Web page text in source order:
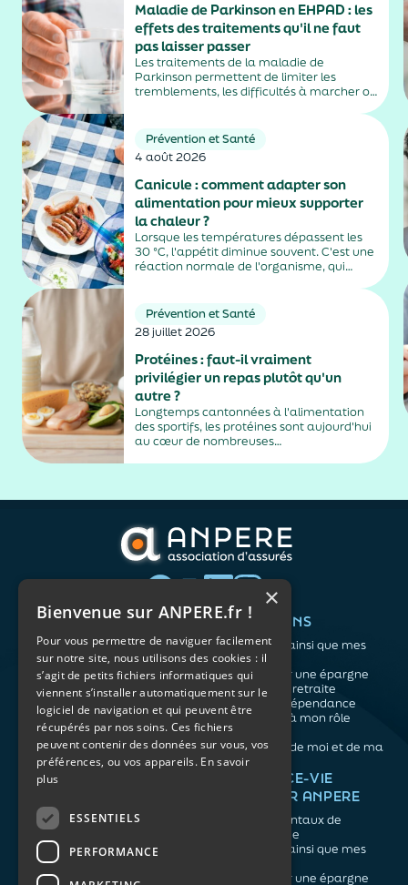
Maladie de Parkinson en EHPAD : les
effets des traitements qu'il ne faut
pas laisser passer
Les traitements de la maladie de
Parkinson permettent de limiter les
tremblements, les difficultés à marcher ou
parfois difficiles à repérer, notamment
chez les personnes âgées vivant en
EHPAD....
Prévention et Santé
4 août 2026
Canicule : comment adapter son
alimentation pour mieux supporter
la chaleur ?
Lorsque les températures dépassent les
30 °C, l'appétit diminue souvent. C'est une
réaction normale de l'organisme, qui
sauter des repas ? Quels aliments
privilégier ? Une alimentation adaptée
permet non...
Prévention et Santé
28 juillet 2026
Protéines : faut-il vraiment
privilégier un repas plutôt qu'un
autre ?
Longtemps cantonnées à l'alimentation
des sportifs, les protéines sont aujourd'hui
au cœur de nombreuses
distinguer les conseils fondés des effets de
QUI SOMMES-NOUS ?
L'association
Notre organisation
L’équipe
Les atouts du contrat
associatif
VOS BESOINS
Me protéger ainsi que mes
proches
Me constituer une épargne
Préparer ma retraite
Anticiper la dépendance
Me préparer à mon rôle
d'aidant
Prendre soin de moi et de ma
santé
NOS ARTICLES
Retraite
Prévoyance
Dépendance
Aidants
ASSURANCE-VIE
FACILE PAR ANPERE
Les fondamentaux de
l'assurance vie
Me protéger ainsi que mes
Me constituer une épargne
×
Bienvenue sur ANPERE.fr !
Pour vous permettre de naviguer facilement
sur notre site, nous utilisons des cookies : il
s’agit de petits fichiers informatiques qui
viennent s’installer automatiquement sur le
logiciel de navigation et qui peuvent être
récupérés par nos soins. Ces fichiers
peuvent contenir des données sur vous, vos
préférences, ou vos appareils. En savoir
plus
ESSENTIELS
PERFORMANCE